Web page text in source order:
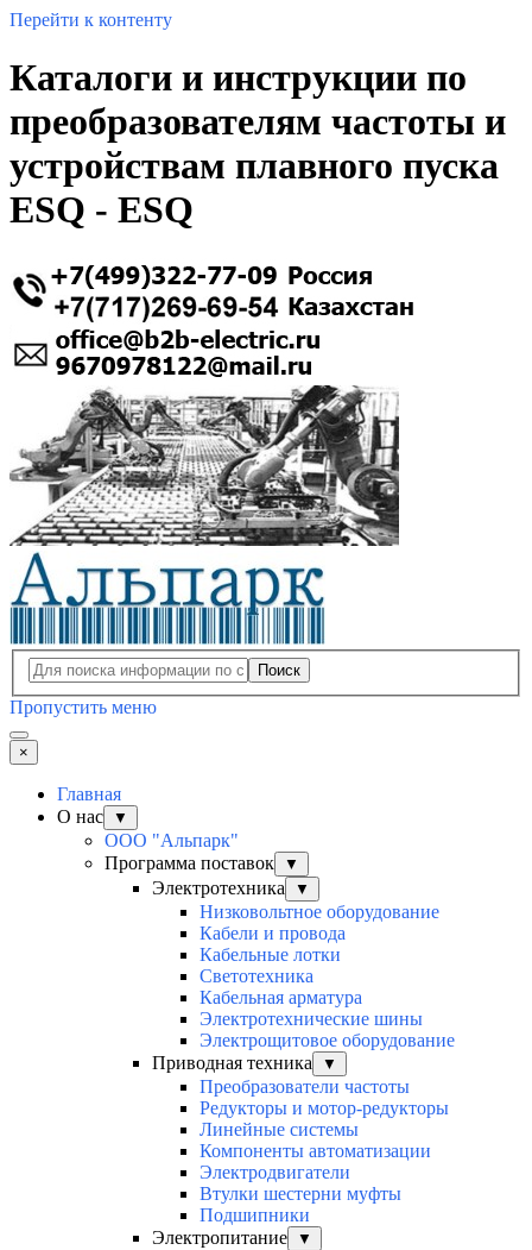
Перейти к контенту
Каталоги и инструкции по
преобразователям частоты и
устройствам плавного пуска
ESQ - ESQ
Поиск
Пропустить меню
×
Главная
О нас
▼
ООО "Альпарк"
Программа поставок
▼
Электротехника ▼
Низковольтное оборудование
Кабели и провода
Кабельные лотки
Светотехника
Кабельная арматура
Электротехнические шины
Электрощитовое оборудование
Приводная техника
▼
Преобразователи частоты
Редукторы и мотор-редукторы
Линейные системы
Компоненты автоматизации
Электродвигатели
Втулки шестерни муфты
Подшипники
Электропитание
▼